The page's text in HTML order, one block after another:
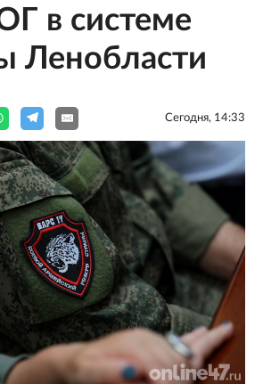
в системе
Ленобласти
Сегодня, 14:33